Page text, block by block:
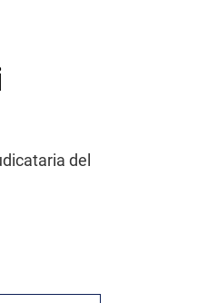
del